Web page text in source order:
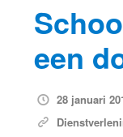
een
28 januari